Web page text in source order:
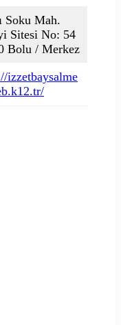
Soku Mah.
Sitesi No: 54
Bolu / Merkez
izzetbaysalme